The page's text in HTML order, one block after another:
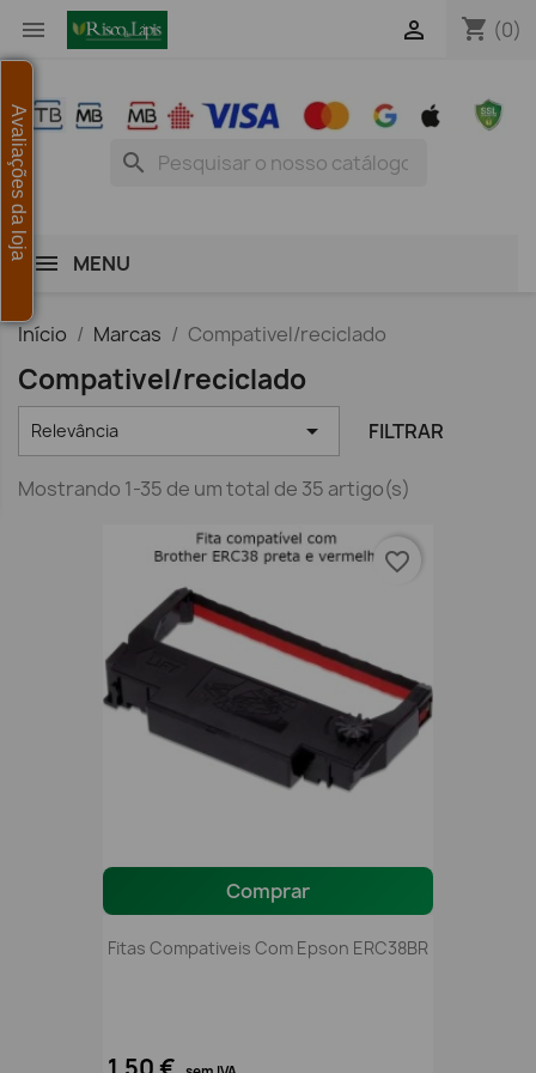
 shopping_cart (0)

search
MENU
Início Marcas Compativel/reciclado
Compativel/reciclado
Relevância  FILTRAR
Mostrando 1-35 de um total de 35 artigo(s)
Comprar
Fitas Compativeis Com Epson ERC38BR
favorite_border
Avaliações da loja